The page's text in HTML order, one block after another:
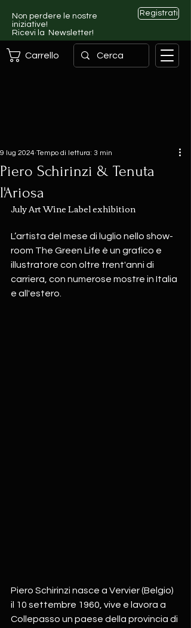
Non perdere le nostre
iniziative!
Ricevi la Newsletter!
Registrati
Carrello
Piero Schirinzi & Tenuta
l'Ariosa
9 lug 2024 Tempo di lettura: 3 min
July Art Wine Label exhibition
L’artista del mese di luglio nello show-
room The Green Life è un grafico e
illustratore con oltre trent'anni di
carriera, con numerose mostre in Italia
e all'estero.
Piero Schirinzi nasce a Vervier (Belgio)
il 10 settembre 1960, vive e lavora a
Collepasso un paese della provincia di